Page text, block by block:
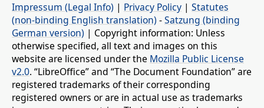
Impressum (Legal Info) | Privacy Policy | Statutes
(non-binding English translation) -Satzung (binding
German version) | Copyright information: Unless
otherwise specified, all text and images on this
website are licensed under the Mozilla Public License
v2.0. “LibreOffice” and “The Document Foundation” are
registered trademarks of their corresponding
registered owners or are in actual use as trademarks